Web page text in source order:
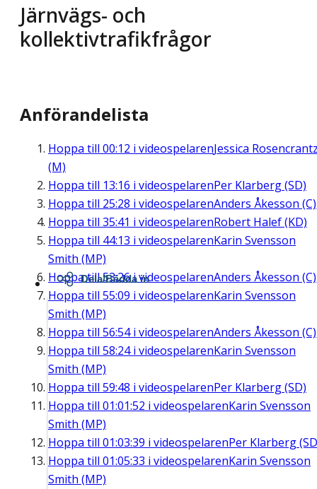
Järnvägs- och
kollektivtrafikfrågor
Anförandelista
Hoppa till 00:12 i videospelarenJessica
(M)
Hoppa till 13:16 i videospelarenPer Klarberg (SD)
Hoppa till 25:28 i videospelarenAnders Åkesson (C)
Hoppa till 35:41 i videospelarenRobert Halef (KD)
Hoppa till 44:13 i videospelarenKarin Svensson
Smith (MP)
Hoppa till53:26i videospelarenAnders Åkesson (C)
Hoppa till 55:09 i videospelarenKarin Svensson
Smith (MP)
Hoppa till 56:54i videospelarenAnders Åkesson (C)
Hoppa till 58:24i videospelarenKarin Svensson
Smith (MP)
Hoppa till 59:48 i videospelarenPer Klarberg (SD)
Hoppa till 01:01:52 i videospelarenKarin Svensson
Smith (MP)
Hoppa till 01:03:39 i videospelarenPer Klarberg
Hoppa till 01:05:33 i videospelarenKarin Svensson
Smith (MP)
Dela/Bädda in